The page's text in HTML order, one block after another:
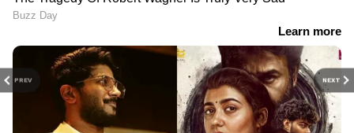
PREV NEXT